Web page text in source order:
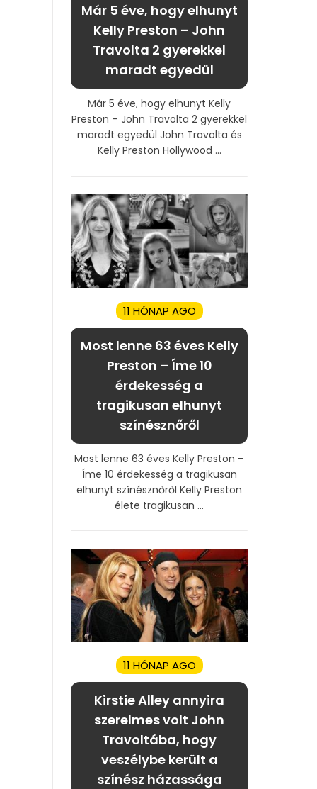
Már 5 éve, hogy elhunyt
Kelly Preston – John
Travolta 2 gyerekkel
maradt egyedül
Már 5 éve, hogy elhunyt Kelly
Preston – John Travolta 2 gyerekkel
maradt egyedül John Travolta és
Kelly Preston Hollywood ...
11 HÓNAP AGO
Most lenne 63 éves Kelly
Preston – Íme 10
érdekesség a
tragikusan elhunyt
színésznőről
Most lenne 63 éves Kelly Preston –
Íme 10 érdekesség a tragikusan
elhunyt színésznőről Kelly Preston
élete tragikusan ...
11 HÓNAP AGO
Kirstie Alley annyira
szerelmes volt John
Travoltába, hogy
veszélybe került a
színész házassága